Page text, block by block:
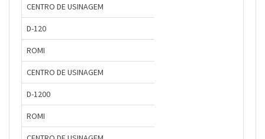
CENTRO DE USINAGEM
D-120
ROMI
CENTRO DE USINAGEM
D-1200
ROMI